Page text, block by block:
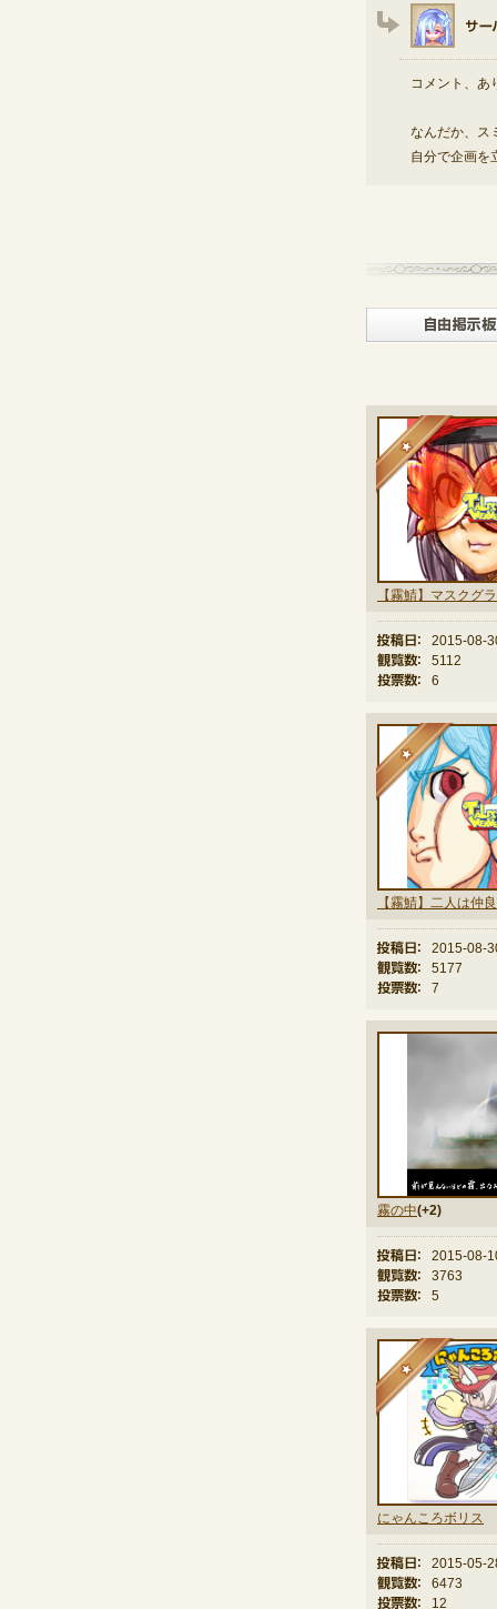
コメント、あ
なんだか、ス
自分で企画を
★
投稿日：
2015-08-
観覧数：
5112
投票数：
6
【霧鯖】二人は仲
★
投稿日：
2015-08-
観覧数：
5177
投票数：
7
霧の中(+2)
投稿日：
2015-08-
観覧数：
3763
投票数：
5
にゃんころボリス
★
投稿日：
2015-05-
観覧数：
6473
投票数：
12